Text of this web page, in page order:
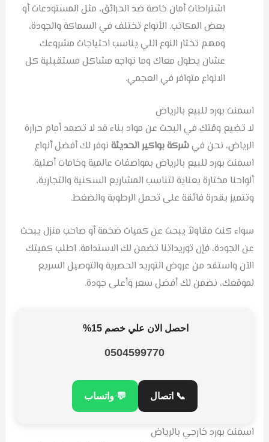
اشتراطات أمان خاصة ضد الحرائق، مثل المستودعات أو
بعض المكاتب. الأنواع تختلف في السماكة والجودة،
ومهم تختار النوع اللي يناسب احتياجات مشروعك
عشان يطول معاك وما تواجه مشاكل مستقبلية كل
الانواع متوافر في العجمي.
اسمنت بورد للبيع بالرياض
لا تضيع وقتك في البحث عن مواد بناء قد لا تصمد أمام حرارة
الرياض، نحن فيشركة بواكير الحديثةنوفر لك أفضل أنواع
اسمنت بورد للبيع بالرياض بمواصفات عالمية وخامات أصلية.
ألواحنا مختارة بعناية لتناسب المشاريع السكنية والتجارية،
وتتميز بقدرة فائقة على تحمل الرطوبة والضغط.
سواء كنت مقاولاً يبحث عن كميات ضخمة أو صاحب منزل يبحث
عن الجودة، فإن توريداتنا تضمن لك الاستدامة. اطلب كميتك
الآن واستفد من عروض التوريد الحصرية والتوصيل السريع
لموقعك، نضمن لك أفضل سعر وأعلى جودة.
احصل الان علي خصم 15%
0504599770
📞 اتصال 💬 واتساب
اسمنت بورد خارجي بالرياض